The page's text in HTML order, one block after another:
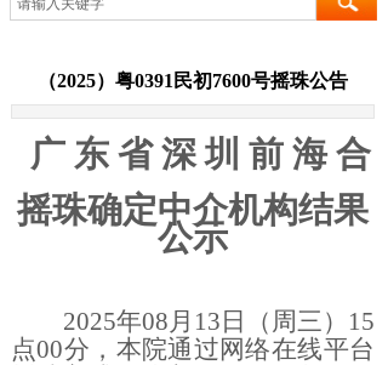
（2025）粤0391民初7600号摇珠公告
广 东 省 深 圳 前 海 合
摇珠确定中介机构结果
公示
2025年08月13 日（周三）15
点00分，本院通过网络在线平台